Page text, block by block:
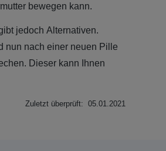
bewegen kann.
jedoch Alternativen.
nun nach einer neuen Pille
Dieser kann Ihnen
Zuletzt überprüft: 05.01.2021